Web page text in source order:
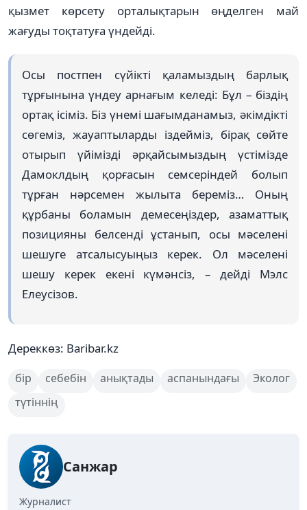
қызмет көрсету орталықтарын өңделген май
жағуды тоқтатуға үндейді.
Осы постпен сүйікті қаламыздың барлық
тұрғынына үндеу арнағым келеді: Бұл – біздің
ортақ ісіміз. Біз үнемі шағымданамыз, әкімдікті
сөгеміз, жауаптыларды іздейміз, бірақ сөйте
отырып үйімізді әрқайсымыздың үстімізде
Дамоклдың қорғасын семсеріндей болып
тұрған нәрсемен жылыта береміз… Оның
құрбаны боламын демесеңіздер, азаматтық
позицияны белсенді ұстанып, осы мәселені
шешуге атсалысуыңыз керек. Ол мәселені
шешу керек екені күмәнсіз, – дейді Мэлс
Елеусізов.
Дереккөз: Baribar.kz
бір себебін анықтады аспанындағы
Эколог
түтіннің
Санжар
Журналист